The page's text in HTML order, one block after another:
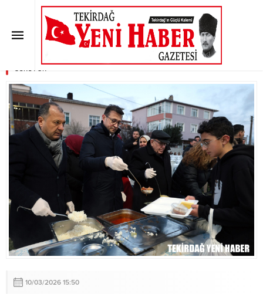
ÇERKEZKÖY BELEDİYESİ
MAHALLE İFTARLARI SÜRÜYOR
ÇERKEZKÖY BELEDİYESİ MAHALLE İFTARLARI
SÜRÜYOR
10/03/2026 15:50